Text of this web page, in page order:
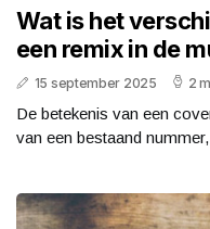
Wat is het
een remix in de
15 september 2025 2
De betekenis van een
van een bestaand